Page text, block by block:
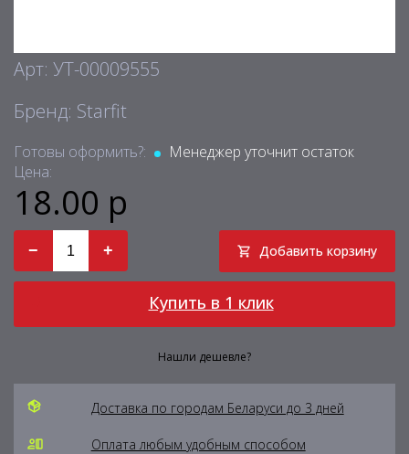
Арт: УТ-00009555
Бренд: Starfit
Готовы оформить?:
Менеджер уточнит остаток
Цена:
18.00 р
− + Добавить корзину
Купить в 1 клик
Нашли дешевле?
Доставка по городам Беларуси до 3 дней
Оплата любым удобным способом